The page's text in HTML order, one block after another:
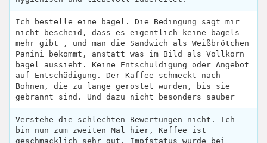
Ich bestelle eine bagel. Die Bedingung sagt mir
nicht bescheid, dass es eigentlich keine bagels
mehr gibt , und man die Sandwich als Weißbrötchen
Panini bekommt, anstatt was im Bild als Vollkorn
bagel aussieht. Keine Entschuldigung oder Angebot
auf Entschädigung. Der Kaffee schmeckt nach
Bohnen, die zu lange geröstet wurden, bis sie
gebrannt sind. Und dazu nicht besonders sauber
Verstehe die schlechten Bewertungen nicht. Ich
bin nun zum zweiten Mal hier, Kaffee ist
geschmacklich sehr gut, Impfstatus wurde bei